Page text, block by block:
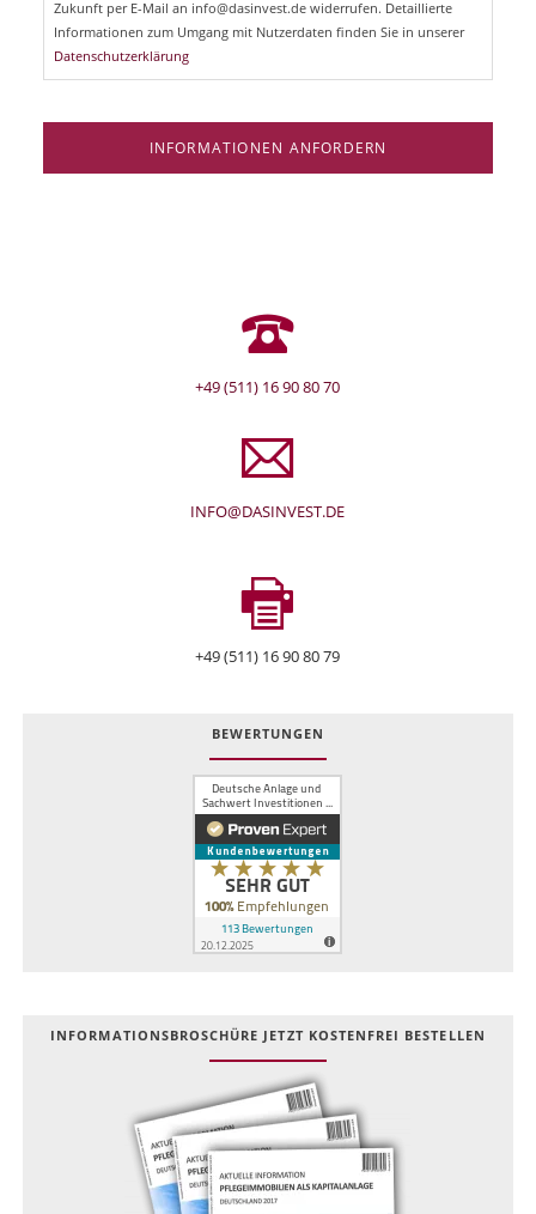
Zukunft per E-Mail an info@dasinvest.de widerrufen. Detaillierte
Informationen zum Umgang mit Nutzerdaten finden Sie in unserer
Datenschutzerklärung
INFORMATIONEN ANFORDERN
+49 (511) 16 90 80 70
INFO@DASINVEST.DE
+49 (511) 16 90 80 79
BEWERTUNGEN
INFOR­MATIONS­BROSCHÜRE JETZT KOSTEN­FREI BESTELLEN